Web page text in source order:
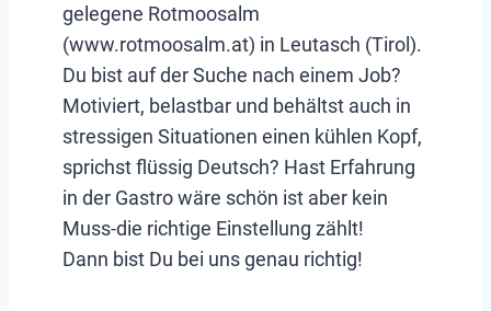
gelegene Rotmoosalm
(www.rotmoosalm.at) in Leutasch (Tirol).
Du bist auf der Suche nach einem Job?
Motiviert, belastbar und behältst auch in
stressigen Situationen einen kühlen Kopf,
sprichst flüssig Deutsch? Hast Erfahrung
in der Gastro wäre schön ist aber kein
Muss-die richtige Einstellung zählt!
Dann bist Du bei uns genau richtig!